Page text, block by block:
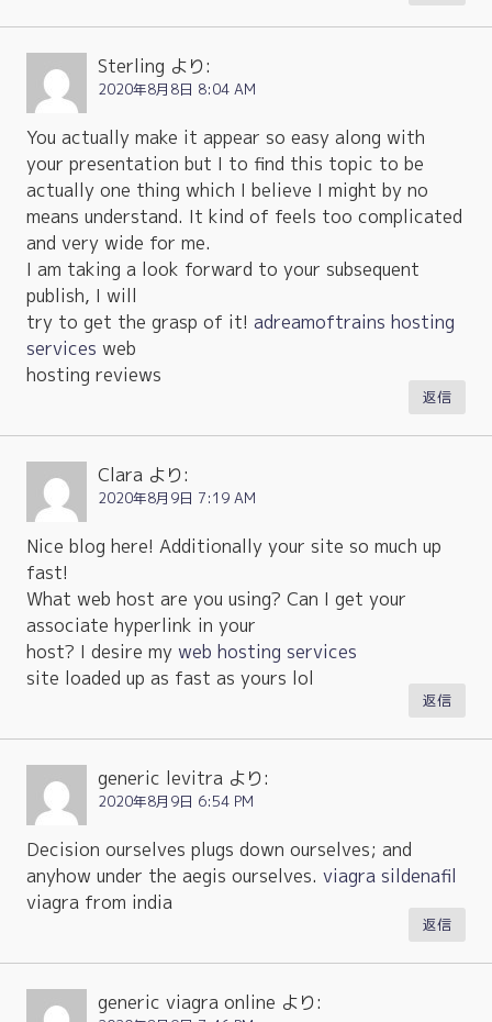
Sterling より:
2020年8月8日 8:04 AM
You actually make it appear so easy along with
your presentation but I to find this topic to be
actually one thing which I believe I might by no
means understand. It kind of feels too complicated
and very wide for me.
I am taking a look forward to your subsequent
publish, I will
try to get the grasp of it! adreamoftrains hosting
services web
hosting reviews
返信
Clara より:
2020年8月9日 7:19 AM
Nice blog here! Additionally your site so much up
fast!
What web host are you using? Can I get your
associate hyperlink in your
host? I desire my web hosting services
site loaded up as fast as yours lol
返信
generic levitra より:
2020年8月9日 6:54 PM
Decision ourselves plugs down ourselves; and
anyhow under the aegis ourselves. viagra sildenafil
viagra from india
返信
generic viagra online より: